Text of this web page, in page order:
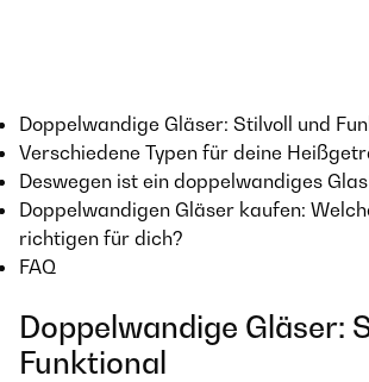
Doppelwandige Gläser: Stilvoll und
Verschiedene Typen für deine
Deswegen ist ein doppelwandiges
Doppelwandigen Gläser kaufen:
richtigen für dich?
FAQ
Doppelwandige Gläser:
Funktional